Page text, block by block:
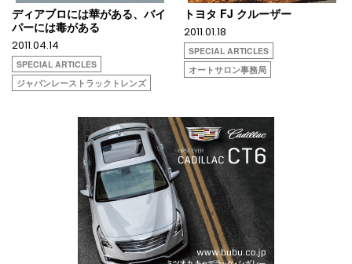
ディアブロには華がある、バイ
パーには毒がある
2011.04.14
SPECIAL ARTICLES
ジャパンレーストラックトレンズ
トヨタ FJ クルーザー
2011.01.18
SPECIAL ARTICLES
オートサロン事務局